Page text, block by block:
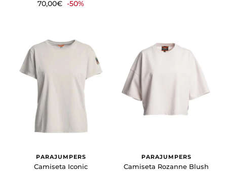
70,00€ -50%
PARAJUMPERS
Camiseta Iconic
PARAJUMPERS
Camiseta Rozanne Blush